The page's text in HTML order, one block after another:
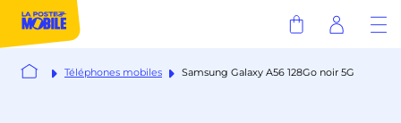
Téléphones mobiles Samsung Galaxy A56 128Go noir 5G